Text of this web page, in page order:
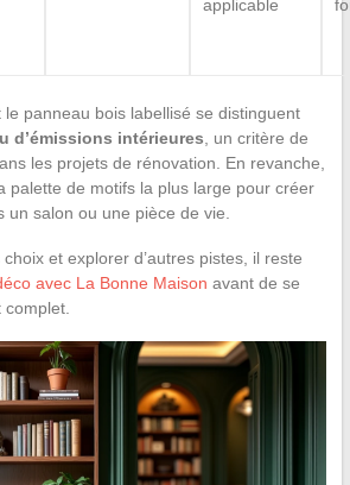
applicable
le panneau bois labellisé se distinguent
d’émissions intérieures , un critère de
les projets de rénovation. En revanche,
palette de motifs la plus large pour créer
un salon ou une pièce de vie.
et explorer d’autres pistes, il reste
avec La Bonne Maison avant de se